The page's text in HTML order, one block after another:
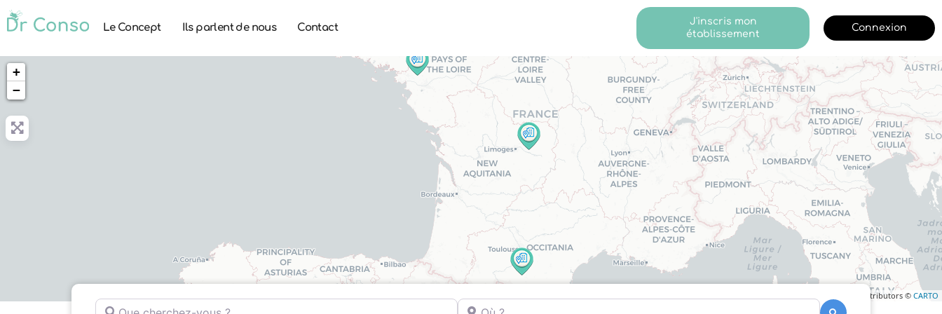
Le Concept Ils parlent de nous Contact
J'inscris mon
établissement
Connexion
+
−
contributors © CARTO
Que cherchez-vous ? Où ?